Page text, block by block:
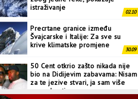
istraživanje
02.10
Precrtane granice između
Švajcarske i Italije: Za sve su
krive klimatske promjene
30.09
50 Cent otkrio zašto nikada nije
bio na Didijevim zabavama: Nisam
za te jezive stvari, ja sam više
normalan tip
28.09